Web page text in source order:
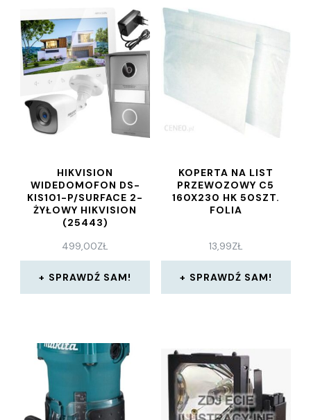
HIKVISION
WIDEDOMOFON DS-
KIS101-P/SURFACE 2-
ŻYŁOWY HIKVISION
(25443)
499,00ZŁ
SPRAWDŹ SAM!
KOPERTA NA LIST
PRZEWOZOWY C5
160X230 HK 50SZT.
FOLIA
13,99ZŁ
SPRAWDŹ SAM!